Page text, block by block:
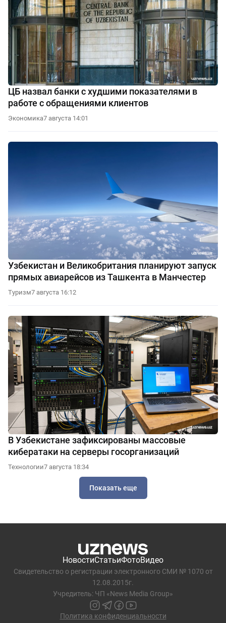
ЦБ назвал банки с худшими показателями в
работе с обращениями клиентов
Экономика7 августа 14:01
Узбекистан и Великобритания планируют запуск
прямых авиарейсов из Ташкента в Манчестер
Туризм7 августа 16:12
В Узбекистане зафиксированы массовые
кибератаки на серверы госорганизаций
Технологии7 августа 18:34
Показать еще
НовостиСтатьиФотоВидео
Свидетельство о регистрации электронного СМИ № 1070 от
12.08.2015г.
Учредитель: ЧП «News Media Group»
Политика конфиденциальности